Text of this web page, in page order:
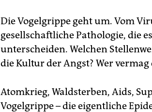
Die Vogelgrippe geht um. Vom
gesellschaftliche Pathologie, die
unterscheiden. Welchen
die Kultur der Angst? Wer vermag
Atomkrieg, Waldsterben, Aids,
Vogelgrippe – die eigentliche